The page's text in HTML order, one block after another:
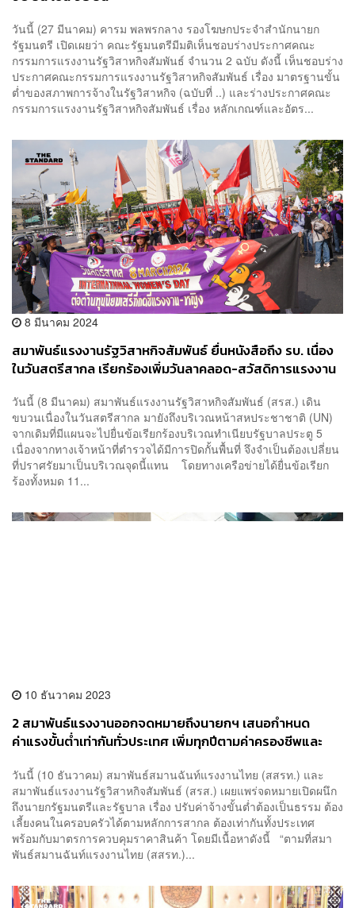
วันนี้ (27 มีนาคม) คารม พลพรกลาง รองโฆษกประจำสำนักนายก
รัฐมนตรี เปิดเผยว่า คณะรัฐมนตรีมีมติเห็นชอบร่างประกาศคณะ
กรรมการแรงงานรัฐวิสาหกิจสัมพันธ์ จำนวน 2 ฉบับ ดังนี้ เห็นชอบร่าง
ประกาศคณะกรรมการแรงงานรัฐวิสาหกิจสัมพันธ์ เรื่อง มาตรฐานขั้น
ต่ำของสภาพการจ้างในรัฐวิสาหกิจ (ฉบับที่ ..) และร่างประกาศคณะ
กรรมการแรงงานรัฐวิสาหกิจสัมพันธ์ เรื่อง หลักเกณฑ์และอัตร...
8 มีนาคม 2024
สมาพันธ์แรงงานรัฐวิสาหกิจสัมพันธ์ ยื่นหนังสือถึง รบ. เนื่อง
ในวันสตรีสากล เรียกร้องเพิ่มวันลาคลอด-สวัสดิการแรงงาน
วันนี้ (8 มีนาคม) สมาพันธ์แรงงานรัฐวิสาหกิจสัมพันธ์ (สรส.) เดิน
ขบวนเนื่องในวันสตรีสากล มายังถึงบริเวณหน้าสหประชาชาติ (UN)
จากเดิมที่มีแผนจะไปยื่นข้อเรียกร้องบริเวณทำเนียบรัฐบาลประตู 5
เนื่องจากทางเจ้าหน้าที่ตำรวจได้มีการปิดกั้นพื้นที่ จึงจำเป็นต้องเปลี่ยน
ที่ปราศรัยมาเป็นบริเวณจุดนี้แทน โดยทางเครือข่ายได้ยื่นข้อเรียก
ร้องทั้งหมด 11...
10 ธันวาคม 2023
2 สมาพันธ์แรงงานออกจดหมายถึงนายกฯ เสนอกำหนด
ค่าแรงขั้นต่ำเท่ากันทั่วประเทศ เพิ่มทุกปีตามค่าครองชีพและ
วันนี้ (10 ธันวาคม) สมาพันธ์สมานฉันท์แรงงานไทย (สสรท.) และ
สมาพันธ์แรงงานรัฐวิสาหกิจสัมพันธ์ (สรส.) เผยแพร่จดหมายเปิดผนึก
ถึงนายกรัฐมนตรีและรัฐบาล เรื่อง ปรับค่าจ้างขั้นต่ำต้องเป็นธรรม ต้อง
เลี้ยงคนในครอบครัวได้ตามหลักการสากล ต้องเท่ากันทั้งประเทศ
พร้อมกับมาตรการควบคุมราคาสินค้า โดยมีเนื้อหาดังนี้ “ตามที่สมา
พันธ์สมานฉันท์แรงงานไทย (สสรท.)...